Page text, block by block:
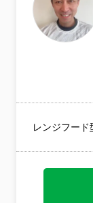
レンジフード